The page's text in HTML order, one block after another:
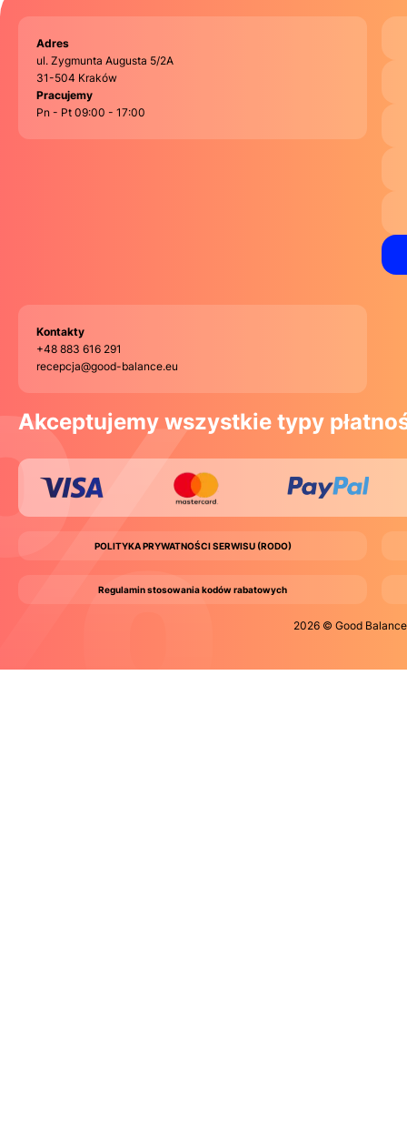
Adres
ul. Zygmunta Augusta 5/2A
31-504 Kraków
Pracujemy
Pn - Pt 09:00 - 17:00
Kontakty
+48 883 616 291
recepcja@good-balance.eu
Akceptujemy wszystkie typy
POLITYKA PRYWATNOŚCI SERWISU (RODO)
Regulamin stosowania kodów rabatowych
2026 © Good